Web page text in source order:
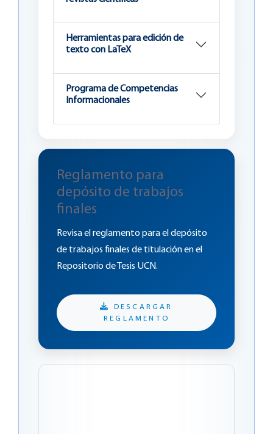
Herramientas para edición de
texto con LaTeX
Programa de Competencias
Informacionales
Reglamento para
depósito de trabajos
finales
Revisa el reglamento para el depósito
de trabajos finales de titulación en el
Repositorio de Tesis UCN.
DESCARGAR
REGLAMENTO